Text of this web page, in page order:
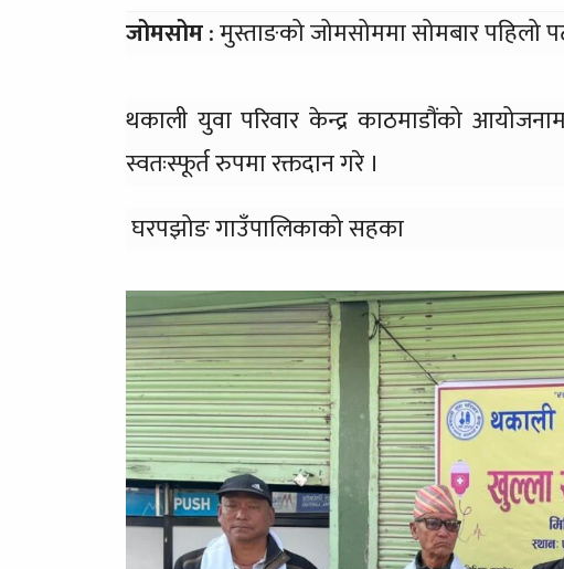
जोमसोम: मुस्ताङको जोमसोममा सोमबार पहिलो
थकाली युवा परिवार केन्द्र काठमाडौंको
स्वतःस्फूर्त रुपमा रक्तदान गरे ।
घरपझोङ गाउँपालिकाको सहका